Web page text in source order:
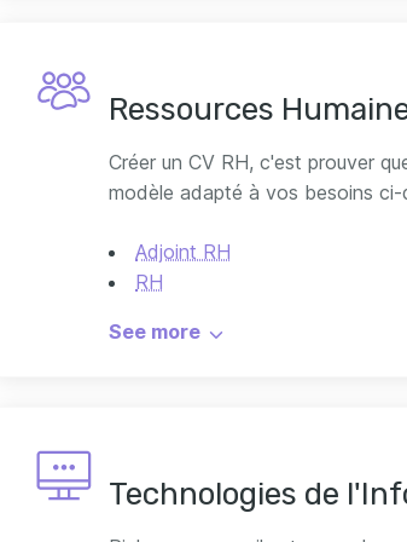
Ressources
Créer un CV RH, c'est prouver
modèle adapté à vos besoins
Adjoint RH
RH
See more
Technologies de